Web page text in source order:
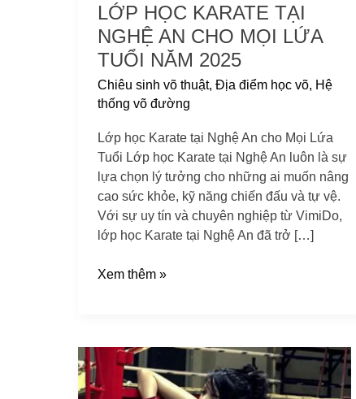
LỚP HỌC KARATE TẠI
NGHỆ AN CHO MỌI LỨA
TUỔI NĂM 2025
Chiêu sinh võ thuật, Địa điểm học võ, Hệ
thống võ đường
Lớp học Karate tại Nghệ An cho Mọi Lứa
Tuổi Lớp học Karate tại Nghệ An luôn là sự
lựa chọn lý tưởng cho những ai muốn nâng
cao sức khỏe, kỹ năng chiến đấu và tự vệ.
Với sự uy tín và chuyên nghiệp từ VimiDo,
lớp học Karate tại Nghệ An đã trở […]
năm
2025
Xem thêm »
Phòng
Boxing